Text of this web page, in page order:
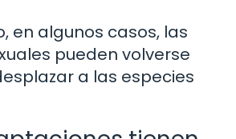
en algunos casos, las
pueden volverse
a las especies